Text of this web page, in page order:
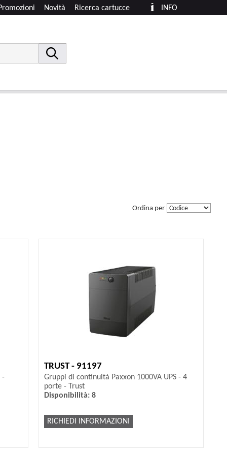
INFO
Ricerca cartucce
Novità
Ordina per
-
TRUST - 91197
Gruppi di continuità Paxxon 1000VA UPS - 4
porte - Trust
Disponibilità: 8
RICHIEDI INFORMAZIONI